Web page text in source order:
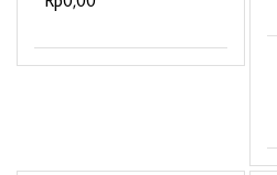
Bergaransi ❄️